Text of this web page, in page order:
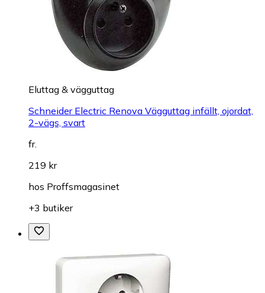
Eluttag & vägguttag
Schneider Electric Renova Vägguttag infällt, ojordat,
2-vägs, svart
fr.
219 kr
hos Proffsmagasinet
+3 butiker